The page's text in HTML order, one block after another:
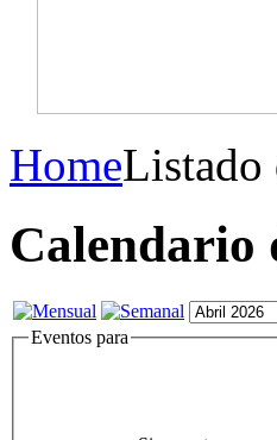
HomeListado
Calendario
Eventos para